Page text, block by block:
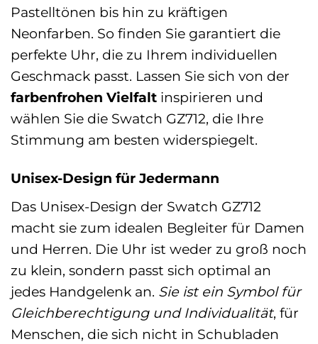
Pastelltönen bis hin zu kräftigen
Neonfarben. So finden Sie garantiert die
perfekte Uhr, die zu Ihrem individuellen
Geschmack passt. Lassen Sie sich von der
farbenfrohen Vielfalt inspirieren und
wählen Sie die Swatch GZ712, die Ihre
Stimmung am besten widerspiegelt.
Unisex-Design für Jedermann
Das Unisex-Design der Swatch GZ712
macht sie zum idealen Begleiter für Damen
und Herren. Die Uhr ist weder zu groß noch
zu klein, sondern passt sich optimal an
jedes Handgelenk an. Sie ist ein Symbol für
Gleichberechtigung und Individualität, für
Menschen, die sich nicht in Schubladen